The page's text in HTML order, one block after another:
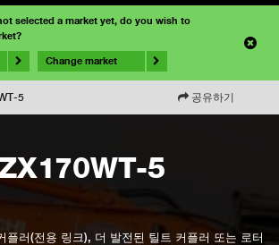
selected a market yet, do you wish to
Change market
5 공유하기
5
플러(전용 링크), 더 발전된 틸트 커플러 또는 로터